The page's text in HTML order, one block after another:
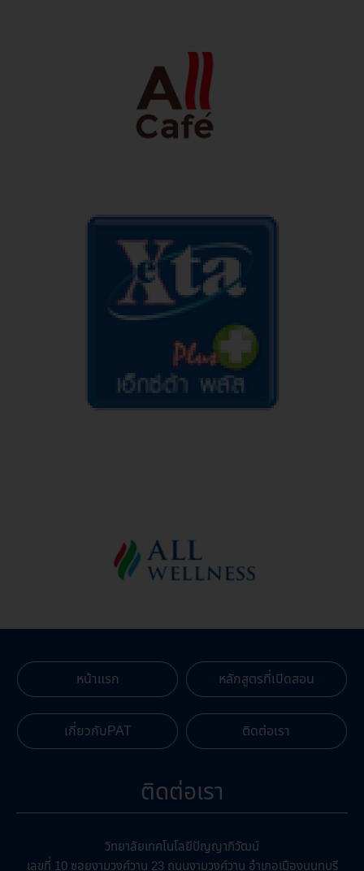
หน้าแรก หลักสูตรที่เปิดสอน
เกี่ยวกับPAT ติดต่อเรา
ติดต่อเรา
วิทยาลัยเทคโนโลยีปัญญาภิวัฒน์
เลขที่ 10 ซอยงามวงศ์วาน 23 ถนนงามวงศ์วาน อำเภอเมืองนนทบุรี